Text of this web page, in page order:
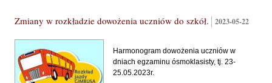
Zmiany w rozkładzie dowożenia uczniów do szkół. 2023-05-22
Harmonogram dowożenia uczniów w
dniach egzaminu ósmoklasisty, tj. 23-
25.05.2023r.